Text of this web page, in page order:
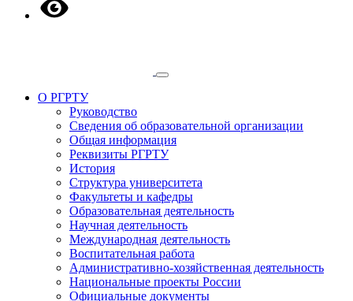
О РГРТУ
Руководство
Сведения об образовательной организации
Общая информация
Реквизиты РГРТУ
История
Структура университета
Факультеты и кафедры
Образовательная деятельность
Научная деятельность
Международная деятельность
Воспитательная работа
Административно-хозяйственная деятельность
Национальные проекты России
Официальные документы